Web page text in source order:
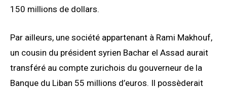
150 millions de dollars.
Par ailleurs, une société appartenant à Rami Makhouf,
un cousin du président syrien Bachar el Assad aurait
transféré au compte zurichois du gouverneur de la
Banque du Liban 55 millions d’euros. Il possèderait